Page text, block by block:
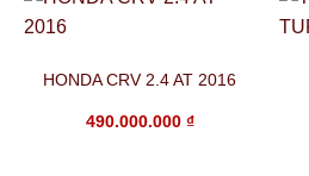
HONDA CRV 2.4 AT 2016
490.000.000 ₫